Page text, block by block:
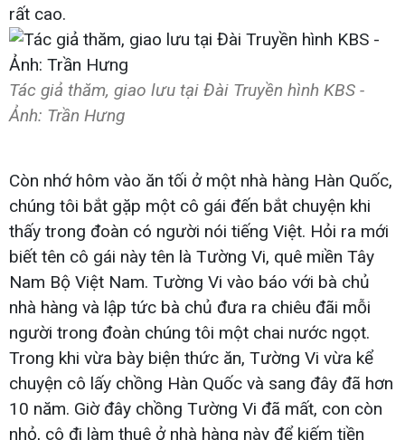
rất cao.
Tác giả thăm, giao lưu tại Đài Truyền hình KBS -
Ảnh: Trần Hưng
Còn nhớ hôm vào ăn tối ở một nhà hàng Hàn Quốc,
chúng tôi bắt gặp một cô gái đến bắt chuyện khi
thấy trong đoàn có người nói tiếng Việt. Hỏi ra mới
biết tên cô gái này tên là Tường Vi, quê miền Tây
Nam Bộ Việt Nam. Tường Vi vào báo với bà chủ
nhà hàng và lập tức bà chủ đưa ra chiêu đãi mỗi
người trong đoàn chúng tôi một chai nước ngọt.
Trong khi vừa bày biện thức ăn, Tường Vi vừa kể
chuyện cô lấy chồng Hàn Quốc và sang đây đã hơn
10 năm. Giờ đây chồng Tường Vi đã mất, con còn
nhỏ, cô đi làm thuê ở nhà hàng này để kiếm tiền